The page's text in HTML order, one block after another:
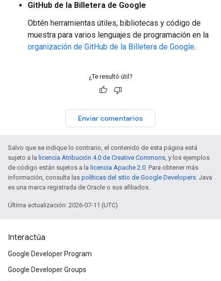
GitHub de la Billetera de Google
Obtén herramientas útiles, bibliotecas y código de
muestra para varios lenguajes de programación en la
organización de GitHub de la Billetera de Google.
¿Te resultó útil?
Enviar comentarios
Salvo que se indique lo contrario, el contenido de esta página está
sujeto a la licencia Atribución 4.0 de Creative Commons, y los ejemplos
de código están sujetos a la licencia Apache 2.0. Para obtener más
información, consulta las políticas del sitio de Google Developers. Java
es una marca registrada de Oracle o sus afiliados.
Última actualización: 2026-07-11 (UTC)
Interactúa
Google Developer Program
Google Developer Groups